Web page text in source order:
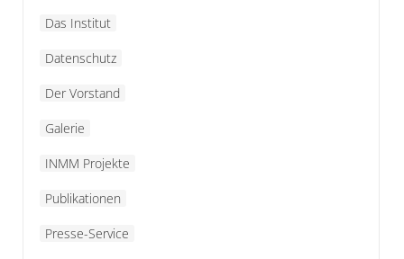
Das Institut
Datenschutz
Der Vorstand
Galerie
INMM Projekte
Publikationen
Presse-Service